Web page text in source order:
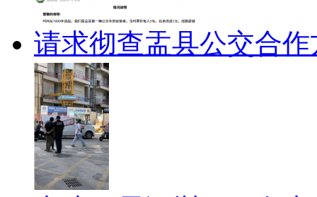
请求彻查盂县公交合作